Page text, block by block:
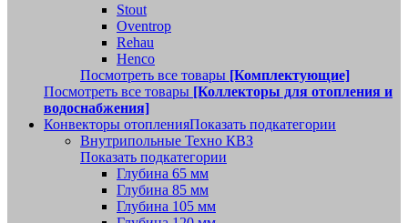
Stout
Oventrop
Rehau
Henco
Посмотреть все товары [Комплектующие]
Посмотреть все товары [Коллекторы для отопления и
водоснабжения]
Конвекторы отопленияПоказать подкатегории
Внутрипольные Техно КВЗ
Показать подкатегории
Глубина 65 мм
Глубина 85 мм
Глубина 105 мм